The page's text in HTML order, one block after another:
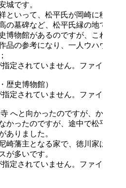
城です。
といって、松平氏が岡崎に移る前
の墓碑など、松平氏縁の地です。
博物館があるのですが、これが中
品の参考になり、一人ウハウハ気
歴史博物館）
へと向かったのですが、かなり
かったのですが、途中で松平宗家
ありました。
崎藩主となる家で、徳川家は反抗
が多いです。